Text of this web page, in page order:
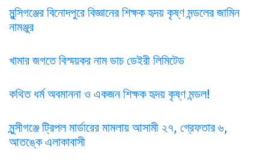
মুন্সিগঞ্জের বিনোদপুরে বিজ্ঞানের শিক্ষক হৃদয় কৃষ্ণ মন্ডলের জামিন
নামঞ্জুর
খামার জগতে বিস্ময়কর নাম ডাচ ডেইরী লিমিটেড
কথিত ধর্ম অবমাননা ও একজন শিক্ষক হৃদয় কৃষ্ণ মন্ডল!
মুন্সীগঞ্জে ট্রিপল মার্ডারের মামলায় আসামী ২৭, গ্রেফতার ৬,
আতঙ্কে এলাকাবাসী